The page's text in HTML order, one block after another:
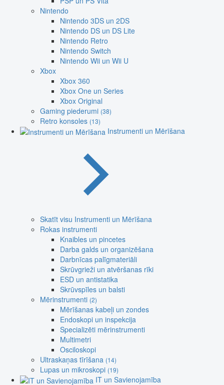
Nintendo
Nintendo 3DS un 2DS
Nintendo DS un DS Lite
Nintendo Retro
Nintendo Switch
Nintendo Wii un Wii U
Xbox
Xbox 360
Xbox One un Series
Xbox Original
Gaming piederumi (38)
Retro konsoles (13)
Instrumenti un Mērīšana
Skatīt visu Instrumenti un Mērīšana
Rokas instrumenti
Knaibles un pincetes
Darba galds un organizēšana
Darbnīcas palīgmateriāli
Skrūvgrieži un atvēršanas rīki
ESD un antistatika
Skrūvspīles un balsti
Mērinstrumenti (2)
Mērīšanas kabeļi un zondes
Endoskopi un inspekcija
Specializēti mērinstrumenti
Multimetri
Osciloskopi
Ultraskaņas tīrīšana (14)
Lupas un mikroskopi (19)
IT un Savienojamība